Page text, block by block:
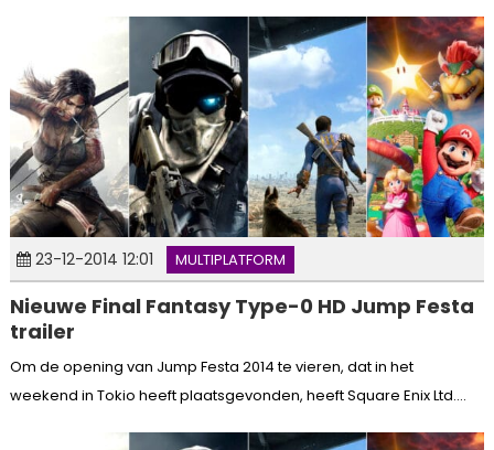
23-12-2014 12:01 MULTIPLATFORM
Nieuwe Final Fantasy Type-0 HD Jump Festa
trailer
Om de opening van Jump Festa 2014 te vieren, dat in het
weekend in Tokio heeft plaatsgevonden, heeft Square Enix Ltd....